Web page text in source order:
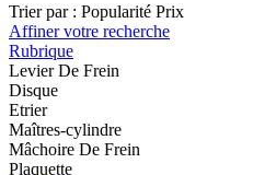
Trier par : Popularité Prix
Affiner votre recherche
Rubrique
Levier De Frein
Disque
Etrier
Maîtres-cylindre
Mâchoire De Frein
Plaquette